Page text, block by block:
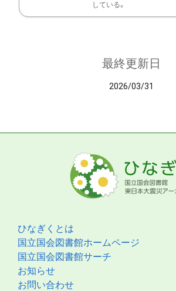
している。
最終更新日
2026/03/31
ひなぎくとは
国立国会図書館ホームページ
国立国会図書館サーチ
お知らせ
お問い合わせ